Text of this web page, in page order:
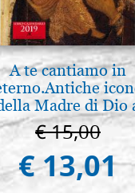
A te cantiamo in
Madre di Dio
Vladimir e Suzdal
(libro-cal. 2019)
€ 15,00
€ 13,01